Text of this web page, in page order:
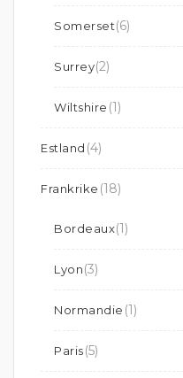
Somerset(6)
Surrey(2)
Wiltshire (1)
Estland (4)
Frankrike (18)
Bordeaux(1)
Lyon(3)
Normandie (1)
Paris(5)